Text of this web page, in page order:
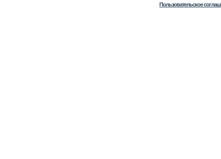
Пользовательское